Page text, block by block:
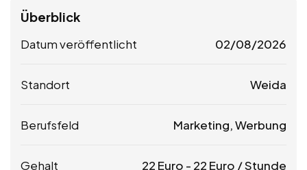
Überblick
Datum veröffentlicht 02/08/2026
Standort Weida
Berufsfeld Marketing, Werbung
Gehalt 22 Euro - 22 Euro / Stunde